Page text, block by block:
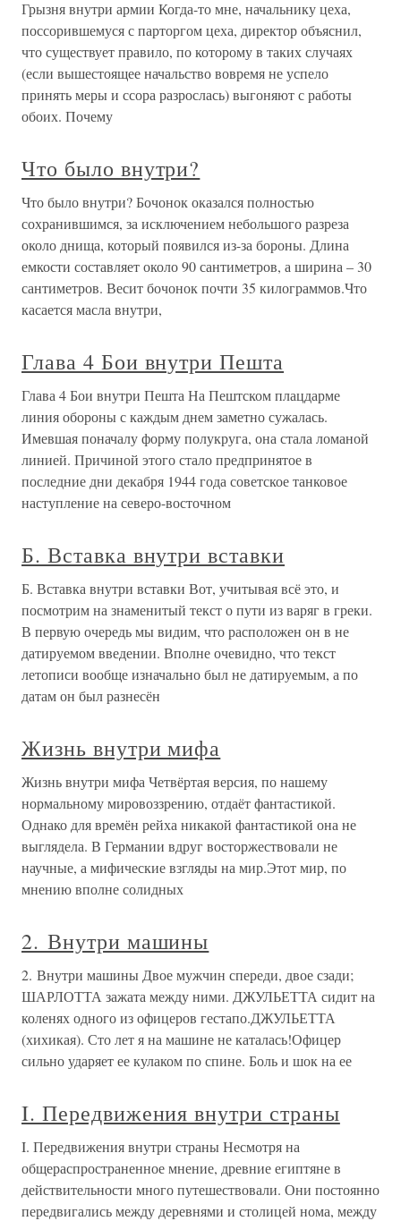
Грызня внутри армии Когда-то мне, начальнику цеха,
поссорившемуся с парторгом цеха, директор объяснил,
что существует правило, по которому в таких случаях
(если вышестоящее начальство вовремя не успело
принять меры и ссора разрослась) выгоняют с работы
обоих. Почему
Что было внутри?
Что было внутри? Бочонок оказался полностью
сохранившимся, за исключением небольшого разреза
около днища, который появился из-за бороны. Длина
емкости составляет около 90 сантиметров, а ширина – 30
сантиметров. Весит бочонок почти 35 килограммов.Что
касается масла внутри,
Глава 4 Бои внутри Пешта
Глава 4 Бои внутри Пешта На Пештском плацдарме
линия обороны с каждым днем заметно сужалась.
Имевшая поначалу форму полукруга, она стала ломаной
линией. Причиной этого стало предпринятое в
последние дни декабря 1944 года советское танковое
наступление на северо-восточном
Б. Вставка внутри вставки
Б. Вставка внутри вставки Вот, учитывая всё это, и
посмотрим на знаменитый текст о пути из варяг в греки.
В первую очередь мы видим, что расположен он в не
датируемом введении. Вполне очевидно, что текст
летописи вообще изначально был не датируемым, а по
датам он был разнесён
Жизнь внутри мифа
Жизнь внутри мифа Четвёртая версия, по нашему
нормальному мировоззрению, отдаёт фантастикой.
Однако для времён рейха никакой фантастикой она не
выглядела. В Германии вдруг восторжествовали не
научные, а мифические взгляды на мир.Этот мир, по
мнению вполне солидных
2. Внутри машины
2. Внутри машины Двое мужчин спереди, двое сзади;
ШАРЛОТТА зажата между ними. ДЖУЛЬЕТТА сидит на
коленях одного из офицеров гестапо.ДЖУЛЬЕТТА
(хихикая). Сто лет я на машине не каталась!Офицер
сильно ударяет ее кулаком по спине. Боль и шок на ее
I. Передвижения внутри страны
I. Передвижения внутри страны Несмотря на
общераспространенное мнение, древние египтяне в
действительности много путешествовали. Они постоянно
передвигались между деревнями и столицей нома, между